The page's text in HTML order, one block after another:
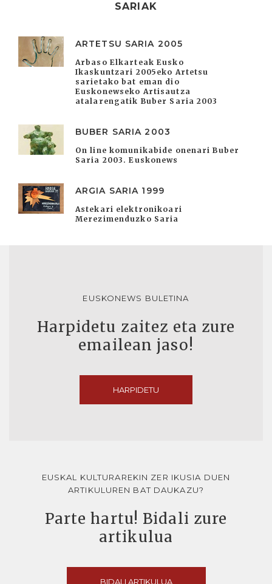
SARIAK
ARTETSU SARIA 2005
Arbaso Elkarteak Eusko
Ikaskuntzari 2005eko Artetsu
sarietako bat eman dio
Euskonewseko Artisautza
atalarengatik Buber Saria 2003
BUBER SARIA 2003
On line komunikabide onenari Buber
Saria 2003. Euskonews
ARGIA SARIA 1999
Astekari elektronikoari
Merezimenduzko Saria
EUSKONEWS BULETINA
Harpidetu zaitez eta zure
emailean jaso!
HARPIDETU
EUSKAL KULTURAREKIN ZER IKUSIA DUEN
ARTIKULUREN BAT DAUKAZU?
Parte hartu! Bidali zure
artikulua
BIDALI ARTIKULUA